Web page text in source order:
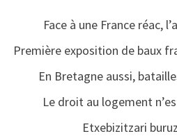
Face à une France réac,
Première exposition de baux
En Bretagne aussi,
Le droit au logement
Etxebizitzari